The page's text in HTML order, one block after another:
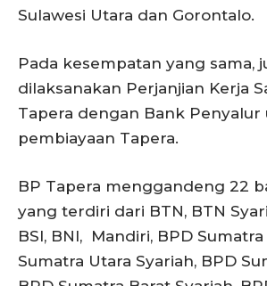
Sulawesi Utara dan Gorontalo.
Pada kesempatan yang sama,
dilaksanakan Perjanjian Kerja
Tapera dengan Bank Penyalur
pembiayaan Tapera.
BP Tapera menggandeng 22
yang terdiri dari BTN, BTN
BSI, BNI, Mandiri, BPD
Sumatra Utara Syariah, BPD